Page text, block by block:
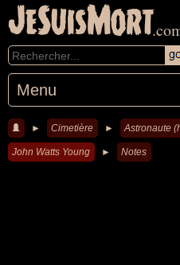
JeSuisMort
Menu
► Cimetière ► Astronaute
John Watts Young ► Notes